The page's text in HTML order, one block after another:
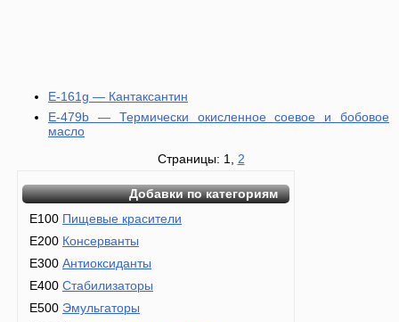
E-161g — Кантаксантин
E-479b — Термически окисленное соевое и бобовое
масло
Страницы: 1, 2
Добавки по категориям
E100 Пищевые красители
E200 Консерванты
E300 Антиоксиданты
E400 Стабилизаторы
E500 Эмульгаторы